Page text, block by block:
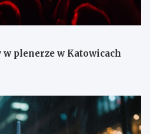
plenerze w Katowicach